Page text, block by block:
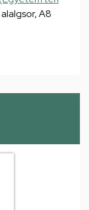
alalgsor, A8